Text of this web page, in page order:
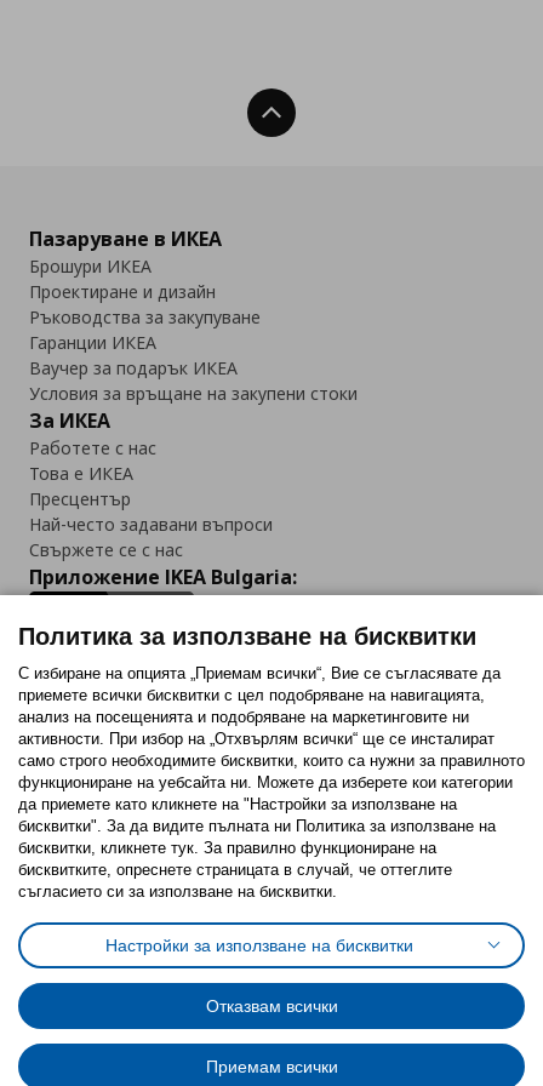
Нагоре
Пазаруване в ИКЕА
Брошури ИКЕА
Проектиране и дизайн
Ръководства за закупуване
Гаранции ИКЕА
Ваучер за подарък ИКЕА
Условия за връщане на закупени стоки
За ИКЕА
Работете с нас
Това е ИКЕА
Пресцентър
Най-често задавани въпроси
Свържете се с нас
Приложение IKEA Bulgaria:
Последвайте ни:
FacebookTwitterYoutubePinterestInstagram
Политика за използване на бисквитки (Cookies)
Избор на настройки за използване на бисквитки
Условия за ползване на ikea.bgОбща политика за личните данни
Политика за защита на личните данни на ikea.bg
Общи условия на програма IKEA Family
Политика за защита на лични данни на програма IKEA Family
Политика за използване на бисквитки
С избиране на опцията „Приемам всички“, Вие се съгласявате да
приемете всички бисквитки с цел подобряване на навигацията,
анализ на посещенията и подобряване на маркетинговите ни
активности. При избор на „Отхвърлям всички“ ще се инсталират
само строго необходимитe бисквитки, които са нужни за правилното
функциониране на уебсайта ни. Можете да изберете кои категории
да приемете като кликнете на "Настройки за използване на
бисквитки". За да видите пълната ни Политика за използване на
бисквитки, кликнете тук. За правилно функциониране на
бисквитките, опреснете страницата в случай, че оттеглите
съгласието си за използване на бисквитки.
Настройки за използване на бисквитки
Отказвам всички
Приемам всички